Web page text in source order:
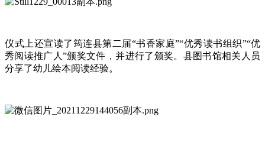
仪式上还宣读了筠连县第二届“书香家庭”“优秀读书组织”“优
秀阅读推广人”颁奖文件，并进行了颁奖。县图书馆相关人员
分享了幼儿绘本阅读经验。